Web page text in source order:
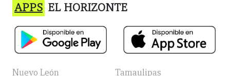
APPS EL HORIZONTE
Nuevo León
Tamaulipas